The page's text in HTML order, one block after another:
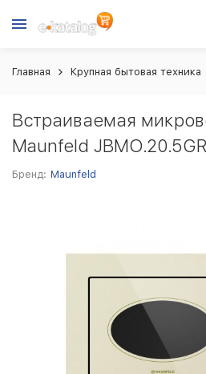
Главная Крупная бытовая техника
Встраиваемая
Maunfeld
Бренд: Maunfeld